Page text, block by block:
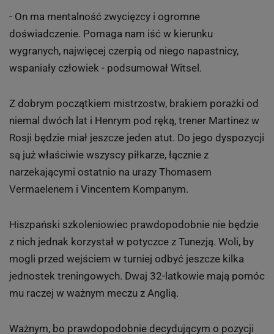
- On ma mentalność zwycięzcy i ogromne
doświadczenie. Pomaga nam iść w kierunku
wygranych, najwięcej czerpią od niego napastnicy,
wspaniały człowiek - podsumował Witsel.
Z dobrym początkiem mistrzostw, brakiem porażki od
niemal dwóch lat i Henrym pod ręką, trener Martinez w
Rosji będzie miał jeszcze jeden atut. Do jego dyspozycji
są już właściwie wszyscy piłkarze, łącznie z
narzekającymi ostatnio na urazy Thomasem
Vermaelenem i Vincentem Kompanym.
Hiszpański szkoleniowiec prawdopodobnie nie będzie
z nich jednak korzystał w potyczce z Tunezją. Woli, by
mogli przed wejściem w turniej odbyć jeszcze kilka
jednostek treningowych. Dwaj 32-latkowie mają pomóc
mu raczej w ważnym meczu z Anglią.
Ważnym, bo prawdopodobnie decydującym o pozycji